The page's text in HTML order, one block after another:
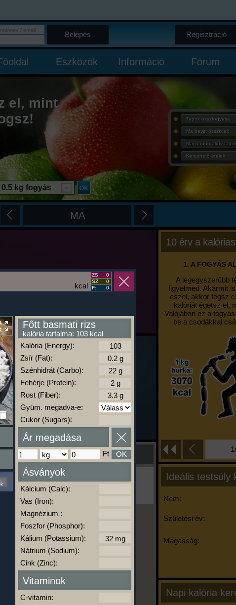
Belépés Regisztráció
Eszközök Információ Fórum
el, mint
Tagok összfogyása:
Ma bevitt összkcal:
Mai napon aktív
Kereshető ételek:
0.5 kg fogyás
MA
10 érv a
1. A FOGYÁS
A legegyszerűbb
figyelmed. Akármit
eszel, akkor fogsz
kalóriát égetsz el,
Valójában ez a
be a csodákkal
Ideális testsúly
Nem:
Születési év:
Magasság:
Napi kalória
Ha ma már nem eszel/sportolsz többet,
kattints a kiértékelésre!
A Kalória Szimulátor Prémium funkció.
-
kcal
ZS:
0
SZ:
0
F:
0
Főtt basmati rizs
kalória tartalma: 103 kcal
Kalória (Energy):
Zsír (Fat):
Szénhidrát (Carbo):
Fehérje (Protein):
Rost (Fiber):
Gyüm. megadva-e:
Cukor (Sugars):
Ár megadása
Ft OK
Ásványok
Kálcium (Calc):
Vas (Iron):
Magnézium :
Foszfor (Phosphor):
Kálium (Potassium):
Nátrium (Sodium):
Cink (Zinc):
Vitaminok
C-vitamin: